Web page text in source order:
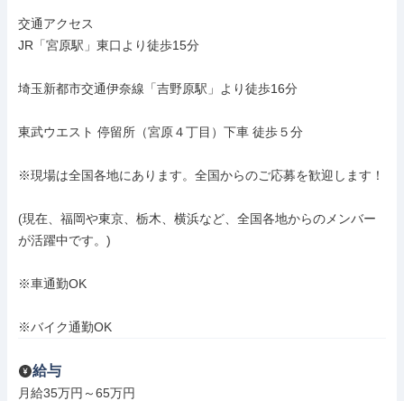
交通アクセス
JR「宮原駅」東口より徒歩15分
埼玉新都市交通伊奈線「吉野原駅」より徒歩16分
東武ウエスト 停留所（宮原４丁目）下車 徒歩５分
※現場は全国各地にあります。全国からのご応募を歓迎します！
(現在、福岡や東京、栃木、横浜など、全国各地からのメンバー
が活躍中です。)
※車通勤OK
※バイク通勤OK
給与
月給35万円～65万円